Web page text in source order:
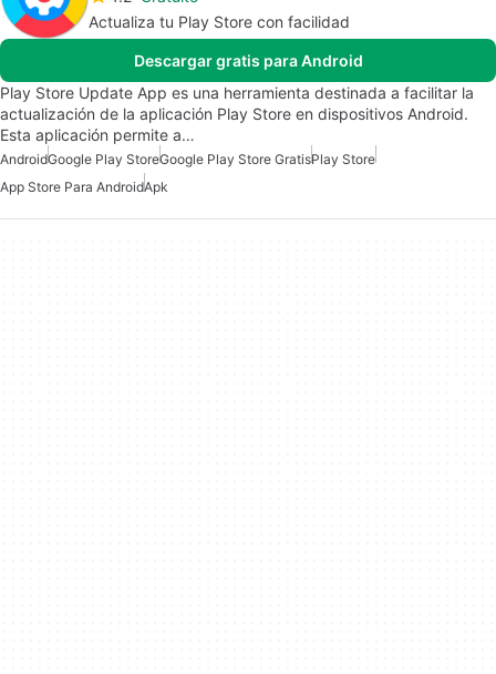
Actualiza tu Play Store con facilidad
Descargar gratis para Android
Play Store Update App es una herramienta destinada a facilitar la
actualización de la aplicación Play Store en dispositivos Android.
Esta aplicación permite a…
AndroidGoogle Play StoreGoogle Play Store GratisPlay Store
App Store Para AndroidApk